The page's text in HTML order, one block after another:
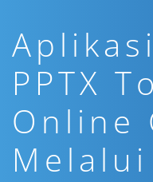
PPTX
Online
Melalui